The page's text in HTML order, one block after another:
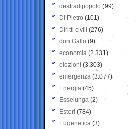
destradipopolo (99)
Di Pietro (101)
Diritti civili (276)
don Gallo (9)
economia (2.331)
elezioni (3.303)
emergenza (3.077)
Energia (45)
Esselunga (2)
Esteri (784)
Eugenetica (3)